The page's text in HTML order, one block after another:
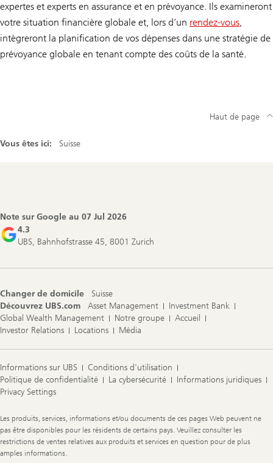
expertes et experts en assurance et en prévoyance. Ils examineront
votre situation financière globale et, lors d’un rendez-vous,
intègreront la planification de vos dépenses dans une stratégie de
prévoyance globale en tenant compte des coûts de la santé.
Vous êtes ici: Suisse
Haut de page
Note sur Google au 07 Jul 2026
4.3
UBS, Bahnhofstrasse 45, 8001 Zurich
Changer de domicile
Suisse
Découvrez UBS.com
Asset Management
Investment Bank
Global Wealth Management
Notre groupe
Accueil
Investor Relations
Locations Média
Informations sur UBS
Conditions d'utilisation
Politique de confidentialité
La cybersécurité
Informations juridiques
Privacy Settings
Legal
Information
Les produits, services, informations et/ou documents de ces pages Web peuvent ne
pas être disponibles pour les résidents de certains pays. Veuillez consulter les
restrictions de ventes relatives aux produits et services en question pour de plus
amples informations.